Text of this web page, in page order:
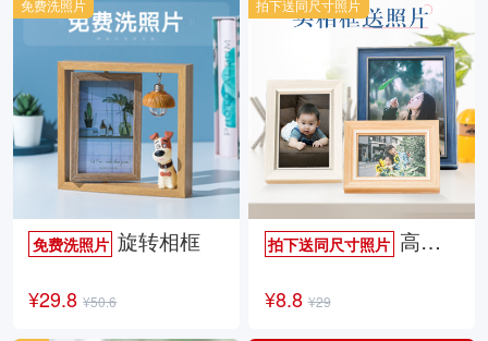
免费洗照片 旋转相框
¥29.8 ¥50.6
免费洗照片
拍下送同尺寸照片高档欧式相框
¥8.8 ¥29
拍下送同尺寸照片